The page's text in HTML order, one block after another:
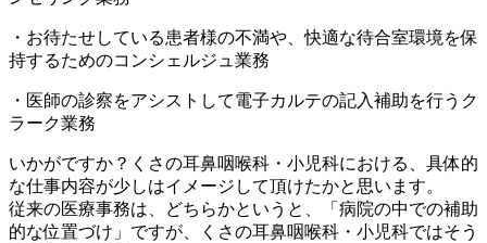
・お待たせしている患者様の不満や、快適な待合室環境を保
持するためのコンシェルジュ業務
・医師の診察をアシストして電子カルテの記入補助を行うク
ラーク業務
いかがですか？くさの耳鼻咽喉科・小児科における、具体的
な仕事内容が少しはイメージして頂けたかと思います。
従来の医療事務は、どちらかというと、「病院の中での補助
的な位置づけ」ですが、くさの耳鼻咽喉科・小児科ではそう